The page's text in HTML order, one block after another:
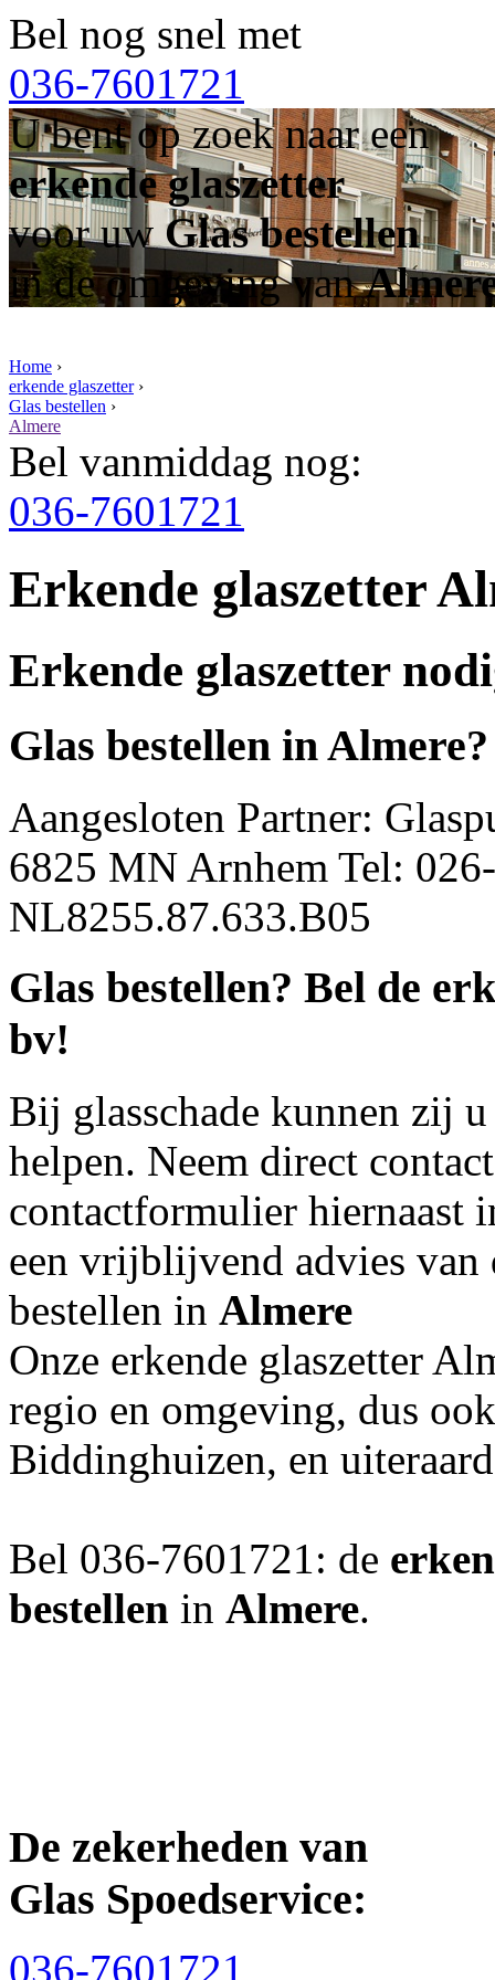
Bel nog snel met
036-7601721
U bent op zoek naar een
erkende glaszetter
voor uwGlas bestellen
in de omgeving van
Home ›
erkende glaszetter›
Glas bestellen ›
Almere
Bel vanmiddag nog:
036-7601721
Erkende glaszetter
Erkende glaszetter
Glas bestellen inAlmere?
Aangesloten Partner:
6825 MN Arnhem Tel:
NL8255.87.633.B05
Glas bestellen? Bel de
bv!
Bij glasschade kunnen zij
helpen. Neem direct
contactformulier hiernaast
een vrijblijvend advies
bestellen in Almere
Onze erkende glaszetter
regio en omgeving, dus
Biddinghuizen, en
Bel 036-7601721: de
bestellen in Almere.
De zekerheden van
Glas Spoedservice:
036-7601721